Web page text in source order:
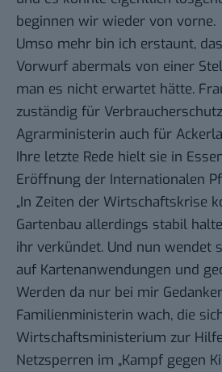
beginnen wir wieder von vorne.
Umso mehr bin ich erstaunt,
Vorwurf abermals von einer
man es nicht erwartet hätte.
zuständig für
Agrarministerin auch für
Ihre letzte Rede hielt sie in
Eröffnung der Internationalen
„In Zeiten der Wirtschaftskrise
Gartenbau allerdings stabil
ihr verkündet. Und nun wendet
auf Kartenanwendungen und
Werden da nur bei mir
Familienministerin wach, die
Wirtschaftsministerium zur
Netzsperren im „Kampf gegen